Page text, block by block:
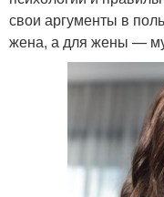
свои аргументы в
жена, а для жены —